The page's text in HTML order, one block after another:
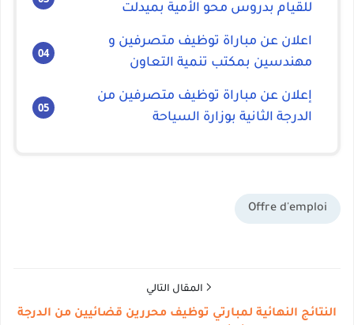
للقيام بدروس محو الأمية بميدلت
اعلان عن مباراة توظيف متصرفين و
مهندسين بمكتب تنمية التعاون
إعلان عن مباراة توظيف متصرفين من
الدرجة الثانية بوزارة السياحة
Offre d'emploi
المقال التالي
النتائج النهائية لمبارتي توظيف محررين قضائيين من الدرجة